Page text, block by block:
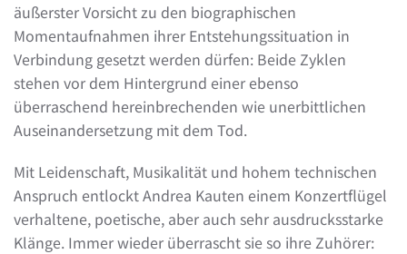
äußerster Vorsicht zu den biographischen
Momentaufnahmen ihrer Entstehungssituation in
Verbindung gesetzt werden dürfen: Beide Zyklen
stehen vor dem Hintergrund einer ebenso
überraschend hereinbrechenden wie unerbittlichen
Auseinandersetzung mit dem Tod.
Mit Leidenschaft, Musikalität und hohem technischen
Anspruch entlockt Andrea Kauten einem Konzertflügel
verhaltene, poetische, aber auch sehr ausdrucksstarke
Klänge. Immer wieder überrascht sie so ihre Zuhörer: